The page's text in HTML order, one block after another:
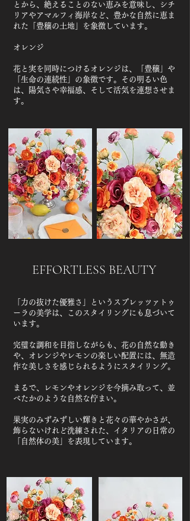
とから、絶えることのない恵みを意味し、シチ
リアやアマルフィ海岸など、豊かな自然に恵ま
れた「豊穣の土地」を象徴しています。​
オレンジ
花と実を同時につけるオレンジは、「豊穣」や
「生命の連続性」の象徴です。その明るい色
は、陽気さや幸福感、そして活気を連想させま
す。
EFFORTLESS BEAUTY
「力の抜けた優雅さ」というスプレッツァトゥ
ーラの美学は、このスタイリングにも息づいて
います。
完璧な調和を目指しながらも、花の自然な動き
や、オレンジやレモンの楽しい配置には、無造
作な美しさを感じられるようにスタイリング。
まるで、レモンやオレンジを今摘み取って、並
べたかのような自然な佇まい。
果実のみずみずしい輝きと花々の華やかさが、
飾らないけれど洗練された、イタリアの日常の
「自然体の美」を表現しています。